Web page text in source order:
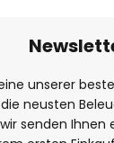
unserer
neusten
senden Ihnen